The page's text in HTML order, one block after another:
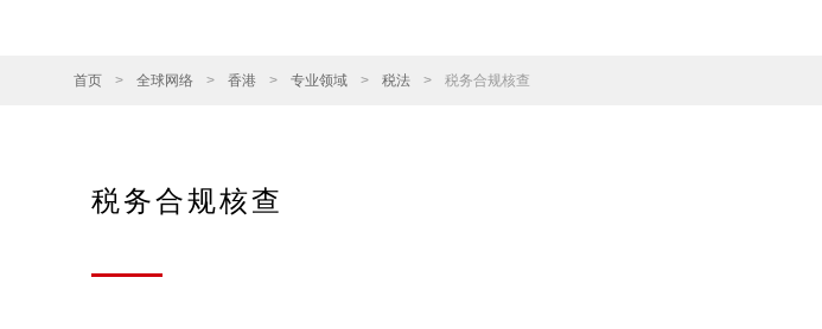
首页 > 全球网络 > 香港 > 专业领域 > 税法 > 税务合规核查
税务合规核查